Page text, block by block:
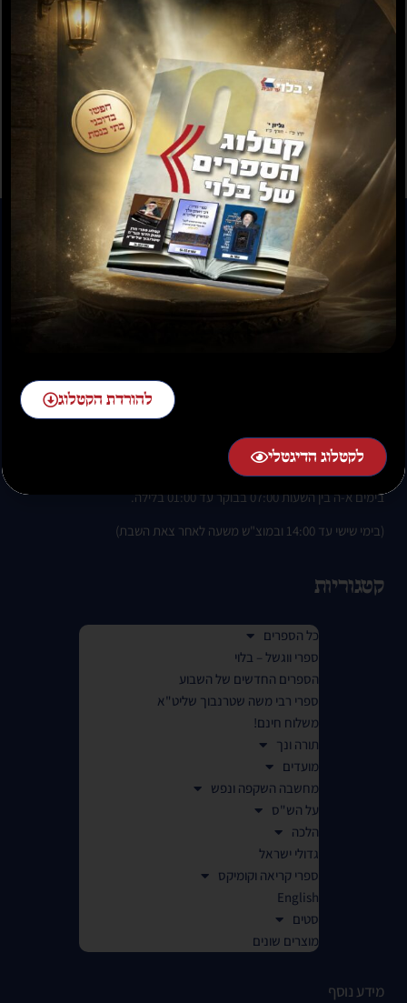
תשועה ברוב יועץ
₪35.00 ₪15.00
תשובה מאת הרב ראובן
לויכטר שליטא
20.00 – ₪ 30.00
02-58-58-58-1 שלוחה 2
בימים א-ה בין השעות 07:00 בבוקר עד 01:00 בלילה.
(בימי שישי עד 14:00 ובמוצ"ש משעה לאחר צאת השבת)
קטגוריות
כל הספרים
ספרי ווגשל – בלוי
הספרים החדשים של השבוע
ספרי רבי משה שטרנבוך שליט"א
משלוח חינם!
תורה ונך
מועדים
מחשבה השקפה ונפש
על הש"ס
הלכה
גדולי ישראל
ספרי קריאה וקומיקס
English
סטים
מוצרים שונים
מידע נוסף
להורדת הקטלוג
לקטלוג הדיגטלי